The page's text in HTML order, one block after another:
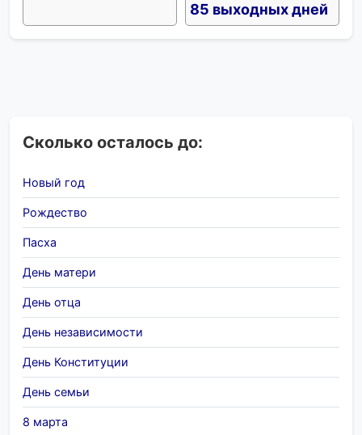
85 выходных дней
Сколько осталось до:
Новый год
Рождество
Пасха
День матери
День отца
День независимости
День Конституции
День семьи
8 марта